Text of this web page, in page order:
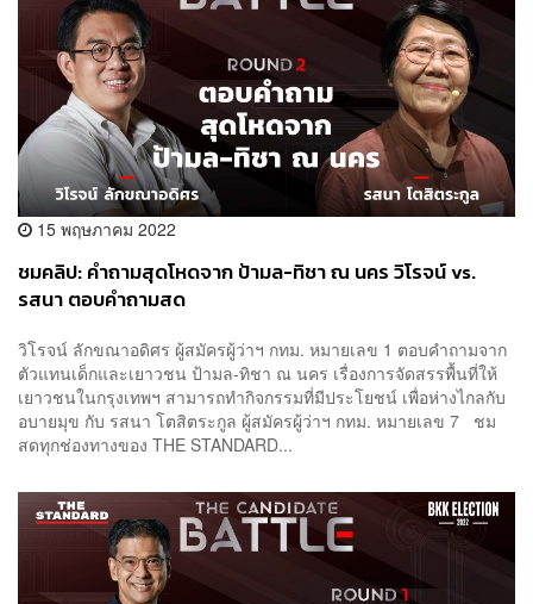
15 พฤษภาคม 2022
ชมคลิป: คำถามสุดโหดจาก ป้ามล-ทิชา ณ นคร วิโรจน์ vs.
รสนา ตอบคำถามสด
วิโรจน์ ลักขณาอดิศร ผู้สมัครผู้ว่าฯ กทม. หมายเลข 1 ตอบคำถามจาก
ตัวแทนเด็กและเยาวชน ป้ามล-ทิชา ณ นคร เรื่องการจัดสรรพื้นที่ให้
เยาวชนในกรุงเทพฯ สามารถทำกิจกรรมที่มีประโยชน์ เพื่อห่างไกลกับ
อบายมุข กับ รสนา โตสิตระกูล ผู้สมัครผู้ว่าฯ กทม. หมายเลข 7 ชม
สดทุกช่องทางของ THE STANDARD...